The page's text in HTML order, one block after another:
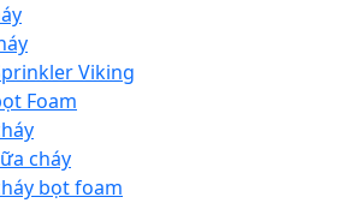
Viking
Foam
cháy
bọt foam